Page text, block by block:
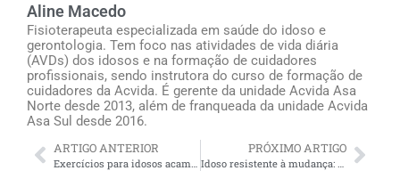
Aline Macedo
Fisioterapeuta especializada em saúde do idoso e
gerontologia. Tem foco nas atividades de vida diária
(AVDs) dos idosos e na formação de cuidadores
profissionais, sendo instrutora do curso de formação de
cuidadores da Acvida. É gerente da unidade Acvida Asa
Norte desde 2013, além de franqueada da unidade Acvida
Asa Sul desde 2016.
ARTIGO ANTERIOR PRÓXIMO ARTIGO